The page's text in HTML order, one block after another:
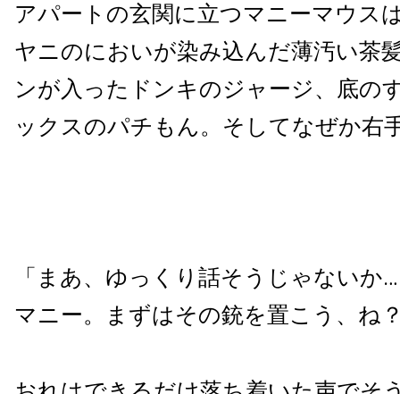
アパートの玄関に立つマニーマウス
ヤニのにおいが染み込んだ薄汚い茶
ンが入ったドンキのジャージ、底の
ックスのパチもん。そしてなぜか右
「まあ、ゆっくり話そうじゃないか
マニー。まずはその銃を置こう、ね